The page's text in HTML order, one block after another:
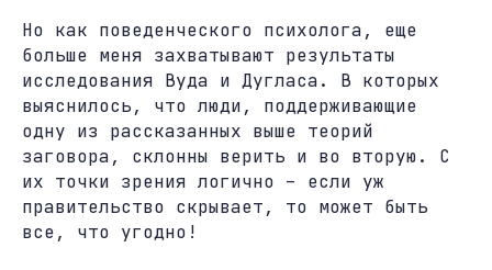
Но как поведенческого психолога, еще
больше меня захватывают результаты
исследования Вуда и Дугласа. В которых
выяснилось, что люди, поддерживающие
одну из рассказанных выше теорий
заговора, склонны верить и во вторую. С
их точки зрения логично – если уж
правительство скрывает, то может быть
все, что угодно!